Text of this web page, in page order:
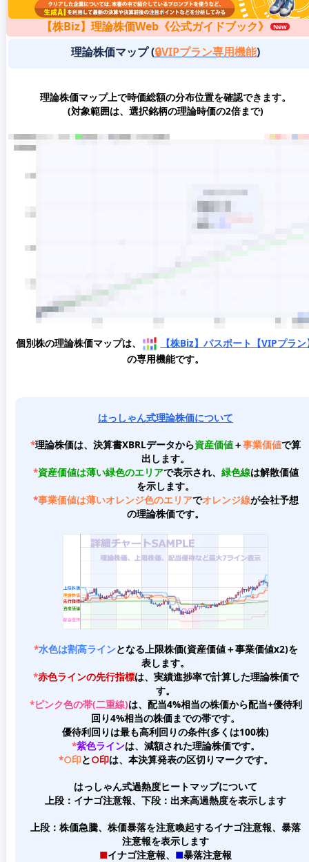
【株Biz】理論株価Web《公式ガイドブック》
理論株価マップ (🔒VIPプラン専用機能)
理論株価マップ上で時価総額の分布位置を確認できます。
(対象範囲は、選択銘柄の理論時価の2倍まで)
個別株の理論株価マップは、
【株Biz】パスポート【VIPプラン
の専用機能です。
はっしゃん式理論株価について
*理論株価は、決算書XBRLデータから資産価値＋事業価値で算
出します。
*資産価値は薄い緑色のエリアで表示され、 緑色線は解散価値
を示します。
*事業価値は薄いオレンジ色のエリアでオレンジ線が会社予想
の理論株価です。
*水色は割高ラインとなる上限株価(資産価値＋事業価値x2)を
表します。
*赤色ラインの先行指標は、実績進捗率で計算した理論株価で
す。
*ピンク色の帯(二重線)は、配当4%相当の株価から配当+優待利
回り4%相当の株価までの帯です。
優待利回りは最も高利回りの条件(多くは100株)
*紫色ラインは、減額された理論株価です。
*○印と○印は、本決算発表の区切りマークです。
はっしゃん式過熱度ヒートマップについて
上段：イナゴ注意報、下段：出来高過熱度を表示します
上段：株価急騰、株価暴落を注意喚起するイナゴ注意報、暴落
注意報を表示します
■イナゴ注意報、 ■暴落注意報